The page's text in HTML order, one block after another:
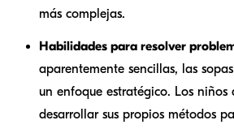
más complejas.
Habilidades para resolver
aparentemente sencillas, las
un enfoque estratégico. Los niños
desarrollar sus propios métodos